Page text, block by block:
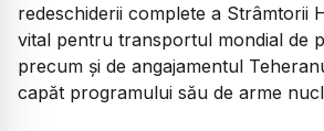
redeschiderii complete a Strâmtorii
vital pentru transportul mondial de
precum și de angajamentul
capăt programului său de arme